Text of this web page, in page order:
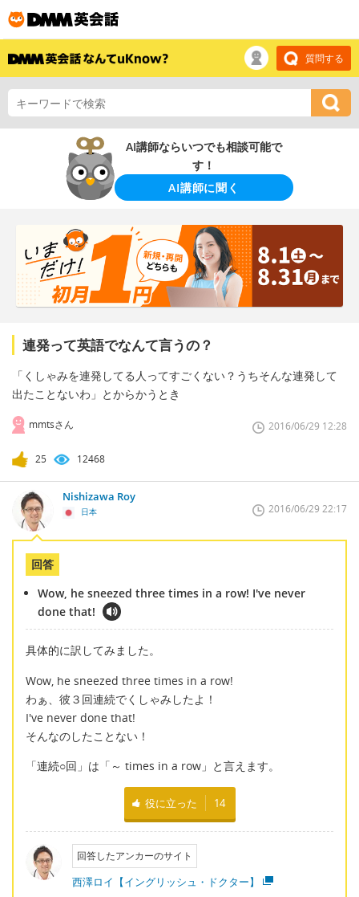
質問する
AI講師ならいつでも相談可能で
す！
AI講師に聞く
連発って英語でなんて言うの？
「くしゃみを連発してる人ってすごくない？うちそんな連発して
出たことないわ」とからかうとき
mmtsさん 2016/06/29 12:28
25 12468
Nishizawa Roy
日本 2016/06/29 22:17
回答
Wow, he sneezed three times in a row! I've never
done that!
具体的に訳してみました。
Wow, he sneezed three times in a row!
わぁ、彼３回連続でくしゃみしたよ！
I've never done that!
そんなのしたことない！
「連続○回」は「～ times in a row」と言えます。
役に立った 14
回答したアンカーのサイト
西澤ロイ【イングリッシュ・ドクター】